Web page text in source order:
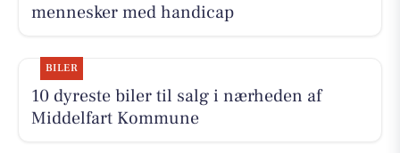
mennesker med handicap
BILER
10 dyreste biler til salg i nærheden af
Middelfart Kommune